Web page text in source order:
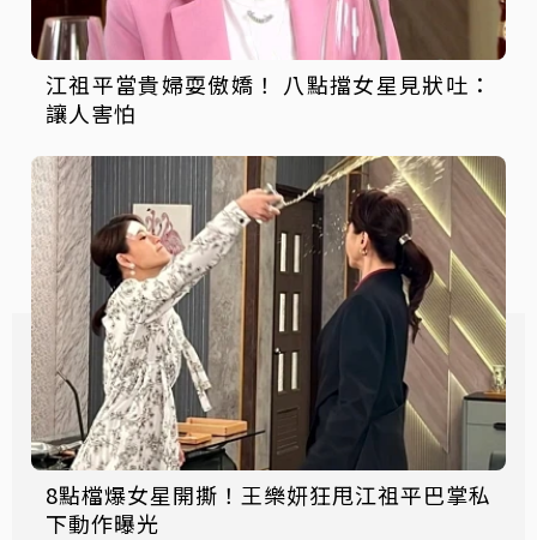
江祖平當貴婦耍傲嬌！ 八點擋女星見狀吐：
讓人害怕
8點檔爆女星開撕！王樂妍狂甩江祖平巴掌私
下動作曝光